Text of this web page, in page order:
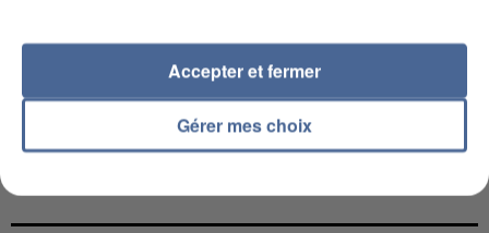
UNE TOURISTE DE L’OISE EMPORTÉE PAR UNE
Gérer mes choix
Accepter et fermer